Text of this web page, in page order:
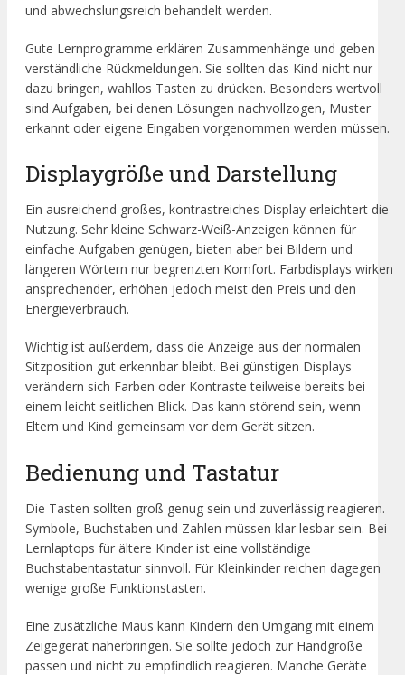
und abwechslungsreich behandelt werden.
Gute Lernprogramme erklären Zusammenhänge und geben
verständliche Rückmeldungen. Sie sollten das Kind nicht nur
dazu bringen, wahllos Tasten zu drücken. Besonders wertvoll
sind Aufgaben, bei denen Lösungen nachvollzogen, Muster
erkannt oder eigene Eingaben vorgenommen werden müssen.
Displaygröße und Darstellung
Ein ausreichend großes, kontrastreiches Display erleichtert die
Nutzung. Sehr kleine Schwarz-Weiß-Anzeigen können für
einfache Aufgaben genügen, bieten aber bei Bildern und
längeren Wörtern nur begrenzten Komfort. Farbdisplays wirken
ansprechender, erhöhen jedoch meist den Preis und den
Energieverbrauch.
Wichtig ist außerdem, dass die Anzeige aus der normalen
Sitzposition gut erkennbar bleibt. Bei günstigen Displays
verändern sich Farben oder Kontraste teilweise bereits bei
einem leicht seitlichen Blick. Das kann störend sein, wenn
Eltern und Kind gemeinsam vor dem Gerät sitzen.
Bedienung und Tastatur
Die Tasten sollten groß genug sein und zuverlässig reagieren.
Symbole, Buchstaben und Zahlen müssen klar lesbar sein. Bei
Lernlaptops für ältere Kinder ist eine vollständige
Buchstabentastatur sinnvoll. Für Kleinkinder reichen dagegen
wenige große Funktionstasten.
Eine zusätzliche Maus kann Kindern den Umgang mit einem
Zeigegerät näherbringen. Sie sollte jedoch zur Handgröße
passen und nicht zu empfindlich reagieren. Manche Geräte